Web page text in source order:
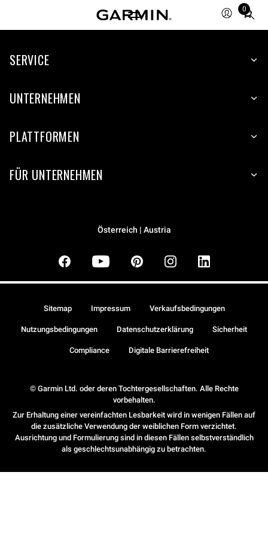
0
Total
items
cart:
SERVICE
UNTERNEHMEN
PLATTFORMEN
FÜR UNTERNEHMEN
Österreich | Austria
© Garmin Ltd. oder deren Tochtergesellschaften. Alle Rechte
vorbehalten.
Zur Erhaltung einer vereinfachten Lesbarkeit wird in wenigen Fällen auf
die zusätzliche Verwendung der weiblichen Form verzichtet.
Ausrichtung und Formulierung sind in diesen Fällen selbstverständlich
als geschlechtsunabhängig zu betrachten.
Sitemap Impressum Verkaufsbedingungen
Nutzungsbedingungen Datenschutzerklärung Sicherheit
Compliance Digitale Barrierefreiheit